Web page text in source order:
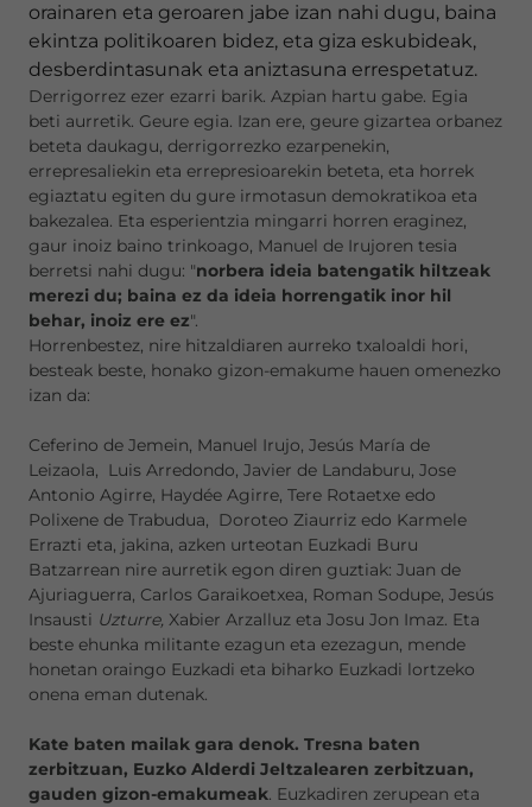
orainaren eta geroaren jabe izan nahi dugu, baina
ekintza politikoaren bidez, eta giza eskubideak,
desberdintasunak eta aniztasuna errespetatuz.
Derrigorrez ezer ezarri barik. Azpian hartu gabe. Egia
beti aurretik. Geure egia. Izan ere, geure gizartea orbanez
beteta daukagu, derrigorrezko ezarpenekin,
errepresaliekin eta errepresioarekin beteta, eta horrek
egiaztatu egiten du gure irmotasun demokratikoa eta
bakezalea. Eta esperientzia mingarri horren eraginez,
gaur inoiz baino trinkoago, Manuel de Irujoren tesia
berretsi nahi dugu: "norbera ideia batengatik hiltzeak
merezi du; baina ez da ideia horrengatik inor hil
behar, inoiz ere ez".
Horrenbestez, nire hitzaldiaren aurreko txaloaldi hori,
besteak beste, honako gizon-emakume hauen omenezko
izan da:
Ceferino de Jemein, Manuel Irujo, Jesús María de
Leizaola, Luis Arredondo, Javier de Landaburu, Jose
Antonio Agirre, Haydée Agirre, Tere Rotaetxe edo
Polixene de Trabudua, Doroteo Ziaurriz edo Karmele
Errazti eta, jakina, azken urteotan Euzkadi Buru
Batzarrean nire aurretik egon diren guztiak: Juan de
Ajuriaguerra, Carlos Garaikoetxea, Roman Sodupe, Jesús
Insausti Uzturre, Xabier Arzalluz eta Josu Jon Imaz. Eta
beste ehunka militante ezagun eta ezezagun, mende
honetan oraingo Euzkadi eta biharko Euzkadi lortzeko
onena eman dutenak.
Kate baten mailak gara denok. Tresna baten
zerbitzuan, Euzko Alderdi Jeltzalearen zerbitzuan,
gauden gizon-emakumeak. Euzkadiren zerupean eta